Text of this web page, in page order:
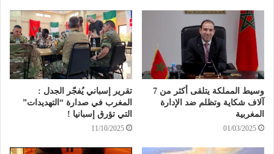
وسيط المملكة يتلقى أكثر من 7
آلاف شكاية وتظلم ضد الإدارة
المغربية
01/03/2025
تقرير إسباني يُفجّر الجدل :
المغرب في صدارة “التهديدات”
التي تؤرق إسبانيا !
11/10/2025